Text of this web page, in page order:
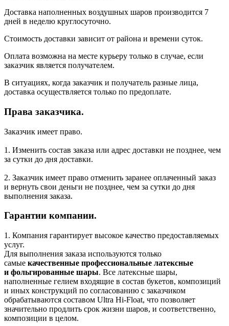
Доставка наполненных воздушных шаров производится 7
дней в неделю круглосуточно.
Стоимость доставки зависит от района и времени суток.
Оплата возможна на месте курьеру только в случае, если
заказчик является получателем.
В ситуациях, когда заказчик и получатель разные лица,
доставка осуществляется только по предоплате.
Права заказчика.
Заказчик имеет право.
1. Изменить состав заказа или адрес доставки не позднее, чем
за сутки до дня доставки.
2. Заказчик имеет право отменить заранее оплаченный заказ
и вернуть свои деньги не позднее, чем за сутки до дня
выполнения заказа.
Гарантии компании.
1. Компания гарантирует высокое качество предоставляемых
услуг.
Для выполнения заказа используются только
самые качественные профессиональные латексные
и фольгированные шары. Все латексные шары,
наполненные гелием входящие в состав букетов, композиций
и иных конструкций по согласованию с заказчиком
обрабатываются составом Ultra Hi-Float, что позволяет
значительно продлить срок жизни шаров, и соответственно,
композиции в целом.